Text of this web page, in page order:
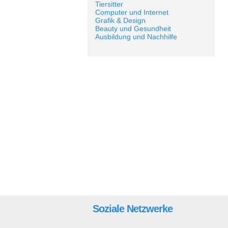
Tiersitter
Computer und Internet
Grafik & Design
Beauty und Gesundheit
Ausbildung und Nachhilfe
Soziale Netzwerke